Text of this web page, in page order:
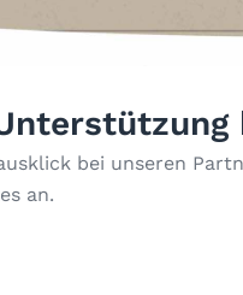
bei unseren
an.